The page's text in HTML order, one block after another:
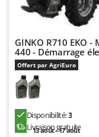
Udor
V
Verdemax
Vesco
Volpi
W
Waldner
GINKO R710 EKO
440 - Démarrage
Offert par AgriEuro
Disponibilité:3
Livraison gratuite
13 août - 17 août